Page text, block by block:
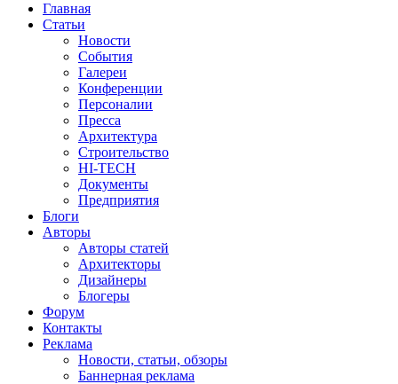
Главная
Статьи
Новости
События
Галереи
Конференции
Персоналии
Пресса
Архитектура
Строительство
HI-TECH
Документы
Предприятия
Блоги
Авторы
Авторы статей
Архитекторы
Дизайнеры
Блогеры
Форум
Контакты
Реклама
Новости, статьи, обзоры
Баннерная реклама